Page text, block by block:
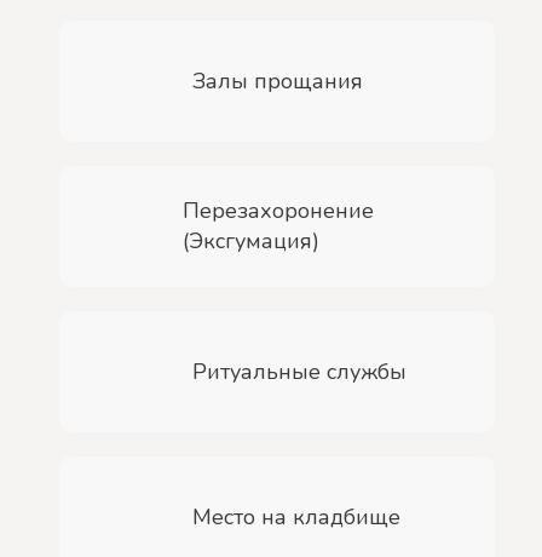
Залы прощания
Перезахоронение
(Эксгумация)
Ритуальные службы
Место на кладбище